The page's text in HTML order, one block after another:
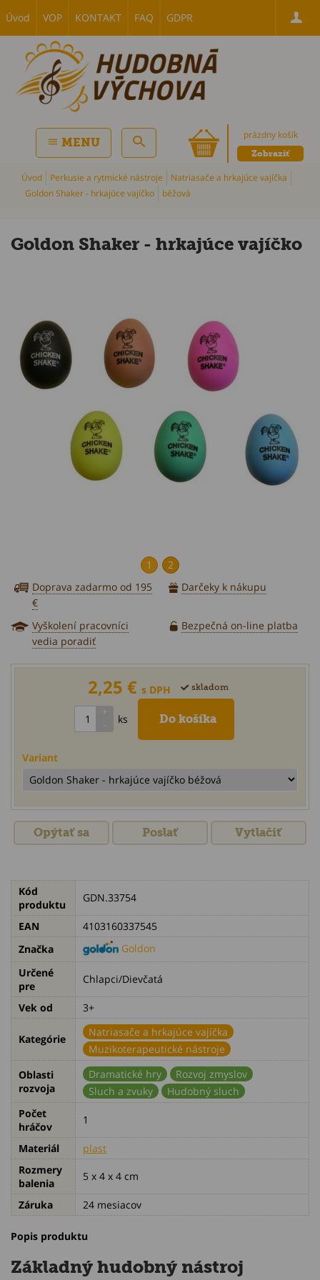
Úvod VOP KONTAKT FAQ GDPR
prázdny košík
Zobraziť
MENU
Úvod Perkusie a rytmické nástroje
Natriasače a hrkajúce vajíčka
Goldon Shaker - hrkajúce vajíčko
béžová
Goldon Shaker - hrkajúce vajíčko
1 2
Doprava zadarmo od 195
€
Darčeky k nákupu
Vyškolení pracovníci
vedia poradiť
Bezpečná on-line platba
2,25 € s DPH skladom
ks
Variant
Opýtať sa Poslať Vytlačiť
Kód
produktu
GDN.33754
EAN
4103160337545
Značka
Goldon
Určené
pre
Chlapci/Dievčatá
Vek od 3+
Kategórie
Natriasače a hrkajúce vajíčka
Muzikoterapeutické nástroje
Oblasti
rozvoja
Dramatické hry
Rozvoj zmyslov
Sluch a zvuky
Hudobný sluch
Počet
hráčov
1
Materiál
plast
Rozmery
balenia
5 x 4 x 4 cm
Záruka 24 mesiacov
Popis produktu
Základný hudobný nástroj